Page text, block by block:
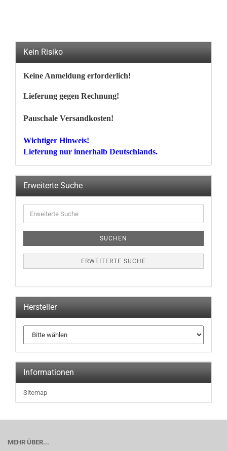
Kein Risiko
Keine Anmeldung erforderlich!
Lieferung gegen Rechnung!
Pauschale Versandkosten!
Wichtiger Hinweis!
Lieferung nur innerhalb Deutschlands.
Erweiterte Suche
Suche
SUCHEN
ERWEITERTE SUCHE
Hersteller
Informationen
Sitemap
MEHR ÜBER...